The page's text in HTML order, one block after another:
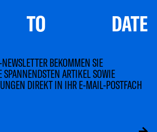
DATE
BEKOMMEN SIE
SPANNENDSTEN ARTIKEL SOWIE
DIREKT IN IHR E-MAIL-POSTFACH